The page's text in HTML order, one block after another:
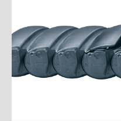
CHAIN CABLES
DRY TECH